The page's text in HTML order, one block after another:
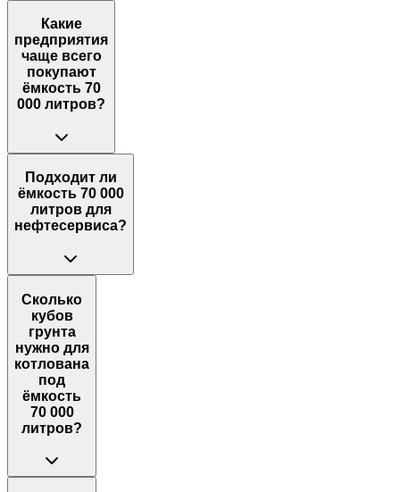
Какие
предприятия
чаще всего
покупают
ёмкость 70
000 литров?
Подходит ли
ёмкость 70 000
литров для
нефтесервиса?
Сколько
кубов
грунта
нужно для
котлована
под
ёмкость
70 000
литров?